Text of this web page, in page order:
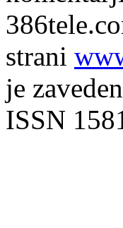
strani
je
ISSN